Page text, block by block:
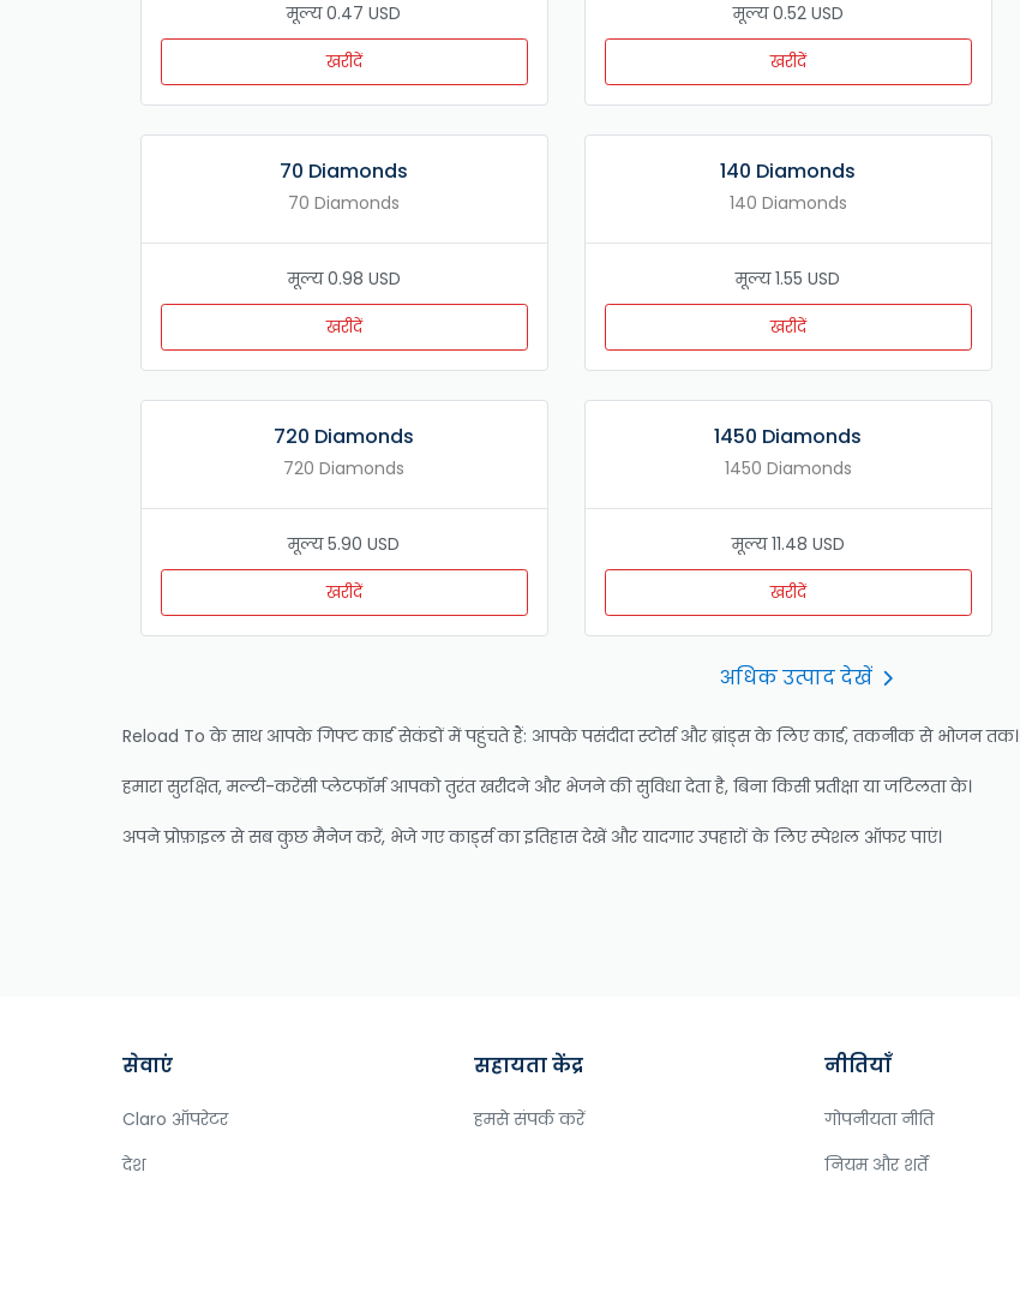
मूल्य 0.47 USD
खरीदें
मूल्य 0.52 USD
खरीदें
70 Diamonds
70 Diamonds
मूल्य 0.98 USD
खरीदें
140 Diamonds
140 Diamonds
मूल्य 1.55 USD
खरीदें
720 Diamonds
720 Diamonds
मूल्य 5.90 USD
खरीदें
1450 Diamonds
1450 Diamonds
मूल्य 11.48 USD
खरीदें
अधिक उत्पाद देखें
Reload To के साथ आपके गिफ्ट कार्ड सेकंडों में पहुंचते हैं: आपके पसंदीदा स्टोर्स और ब्रांड्स के लिए कार्ड, तकनीक से भोजन तक।
हमारा सुरक्षित, मल्टी-करेंसी प्लेटफॉर्म आपको तुरंत खरीदने और भेजने की सुविधा देता है, बिना किसी प्रतीक्षा या जटिलता के।
अपने प्रोफ़ाइल से सब कुछ मैनेज करें, भेजे गए कार्ड्स का इतिहास देखें और यादगार उपहारों के लिए स्पेशल ऑफर पाएं।
सेवाएं
Claro ऑपरेटर
देश
सहायता केंद्र
हमसे संपर्क करें
नीतियाँ
गोपनीयता नीति
नियम और शर्तें